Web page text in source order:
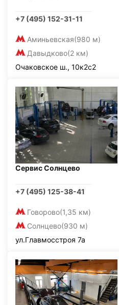
+7 (495) 152-31-11
Аминьевская(980 м)
Давыдково(2 км)
Очаковское ш., 10к2с2
Сервис Солнцево
+7 (495) 125-38-41
Говорово(1,35 км)
Солнцево(930 м)
ул.Главмосстроя 7а